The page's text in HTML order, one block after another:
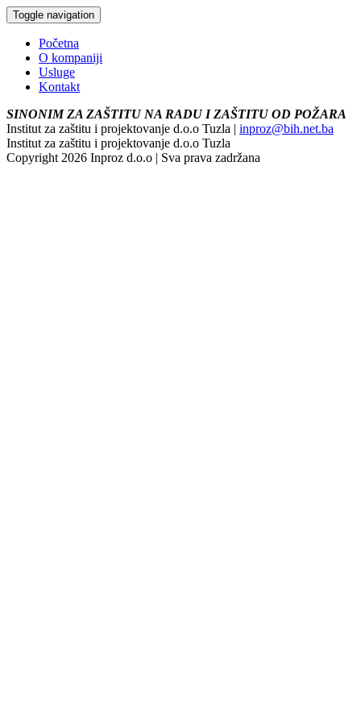
Toggle navigation
Početna
O kompaniji
Usluge
Kontakt
SINONIM ZA ZAŠTITU NA RADU I ZAŠTITU OD POŽARA
Institut za zaštitu i projektovanje d.o.o Tuzla | inproz@bih.net.ba
Institut za zaštitu i projektovanje d.o.o Tuzla
Copyright 2026 Inproz d.o.o | Sva prava zadržana